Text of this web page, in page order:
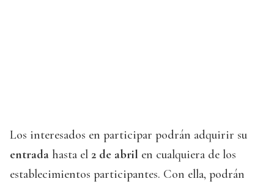
Los interesados en participar podrán adquirir su
entrada hasta el 2 de abril en cualquiera de los
establecimientos participantes. Con ella, podrán